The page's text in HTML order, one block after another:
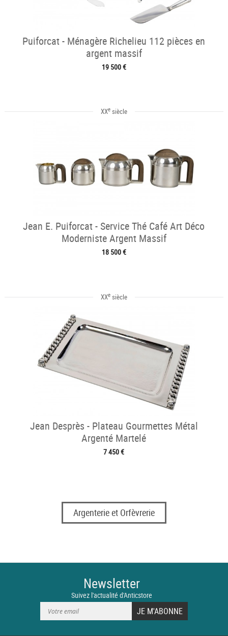
Puiforcat - Ménagère Richelieu 112 pièces en
argent massif
19 500 €
XXesiècle
Jean E. Puiforcat - Service Thé Café Art Déco
Moderniste Argent Massif
18 500 €
XXesiècle
Jean Desprès - Plateau Gourmettes Métal
Argenté Martelé
7 450 €
Argenterie et Orfèvrerie
Newsletter
Suivez l'actualité d'Anticstore